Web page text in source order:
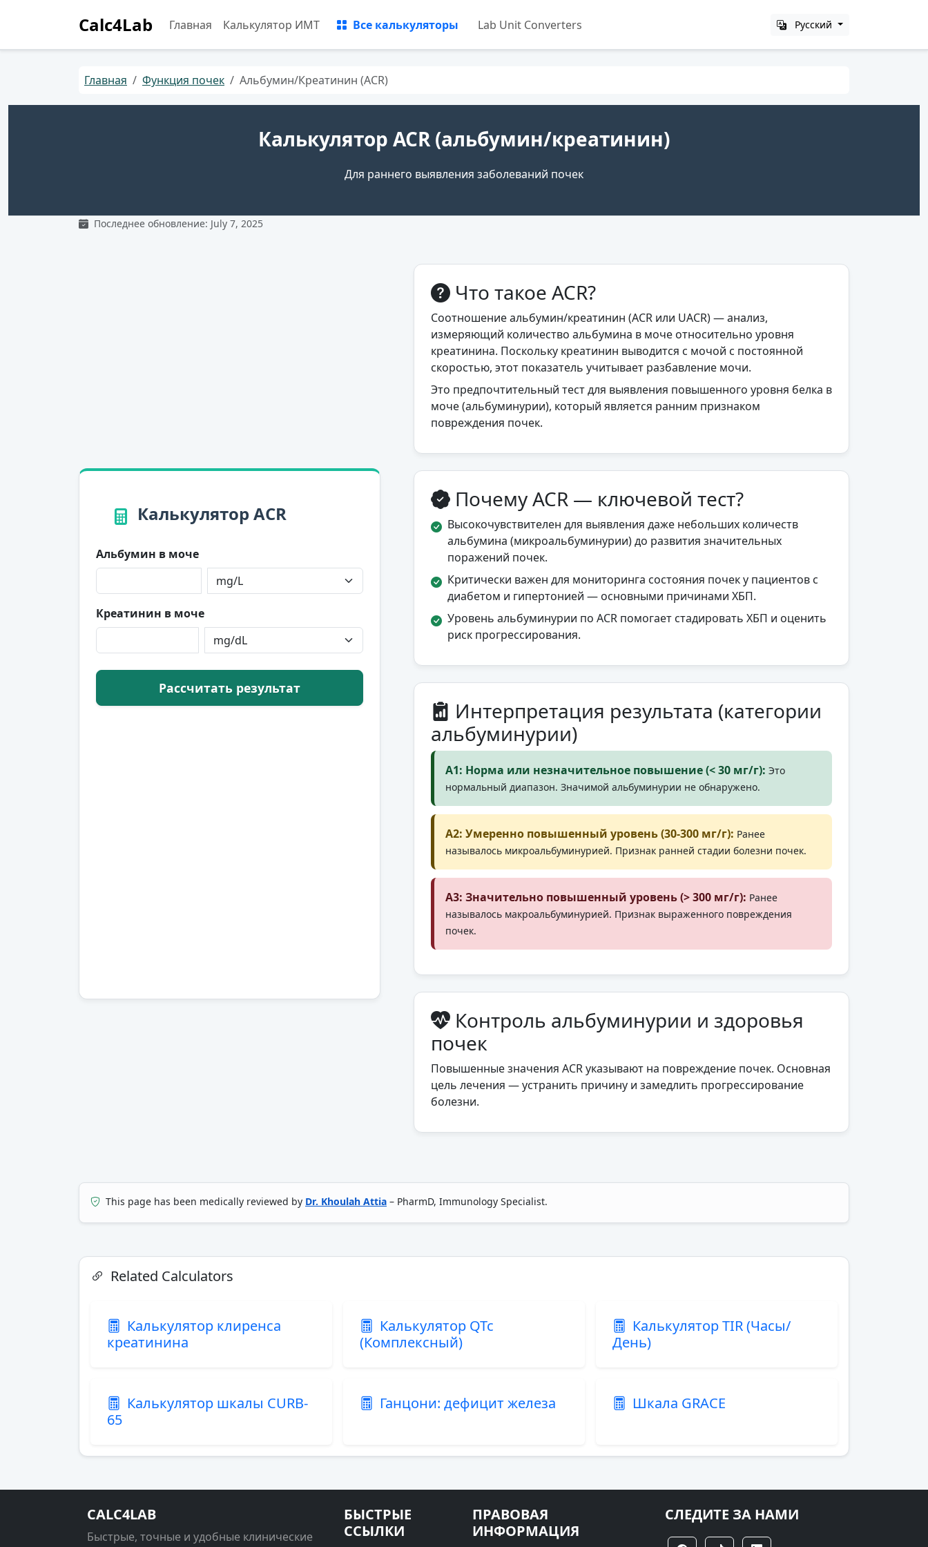
Calc4Lab Русский
Главная Калькулятор ИМТ Все калькуляторы Lab Unit Converters
Главная Функция почек Альбумин/Креатинин (ACR)
Калькулятор ACR (альбумин/креатинин)
Для раннего выявления заболеваний почек
Последнее обновление: July 7, 2025
Калькулятор ACR
Альбумин в моче
Креатинин в моче
Рассчитать результат
Что такое ACR?
Соотношение альбумин/креатинин (ACR или UACR) — анализ,
измеряющий количество альбумина в моче относительно уровня
креатинина. Поскольку креатинин выводится с мочой с постоянной
скоростью, этот показатель учитывает разбавление мочи.
Это предпочтительный тест для выявления повышенного уровня белка в
моче (альбуминурии), который является ранним признаком
повреждения почек.
Почему ACR — ключевой тест?
Высокочувствителен для выявления даже небольших количеств
альбумина (микроальбуминурии) до развития значительных
поражений почек.
Критически важен для мониторинга состояния почек у пациентов с
диабетом и гипертонией — основными причинами ХБП.
Уровень альбуминурии по ACR помогает стадировать ХБП и оценить
риск прогрессирования.
Интерпретация результата (категории
альбуминурии)
A1: Норма или незначительное повышение (< 30 мг/г): Это
нормальный диапазон. Значимой альбуминурии не обнаружено.
A2: Умеренно повышенный уровень (30-300 мг/г): Ранее
называлось микроальбуминурией. Признак ранней стадии болезни почек.
A3: Значительно повышенный уровень (> 300 мг/г): Ранее
называлось макроальбуминурией. Признак выраженного повреждения
почек.
Контроль альбуминурии и здоровья
почек
Повышенные значения ACR указывают на повреждение почек. Основная
цель лечения — устранить причину и замедлить прогрессирование
болезни.
This page has been medically reviewed by Dr. Khoulah Attia – PharmD, Immunology Specialist.
Related Calculators
Калькулятор клиренса
креатинина
Калькулятор QTc
(Комплексный)
Калькулятор TIR (Часы/
День)
Калькулятор шкалы CURB-
65
Ганцони: дефицит железа Шкала GRACE
CALC4LAB
Быстрые, точные и удобные клинические
БЫСТРЫЕ
ССЫЛКИ
ПРАВОВАЯ
ИНФОРМАЦИЯ
СЛЕДИТЕ ЗА НАМИ